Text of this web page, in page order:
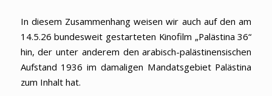
In diesem Zusammenhang weisen wir auch auf den am
14.5.26 bundesweit gestarteten Kinofilm „Palästina 36“
hin, der unter anderem den arabisch-palästinensischen
Aufstand 1936 im damaligen Mandatsgebiet Palästina
zum Inhalt hat.